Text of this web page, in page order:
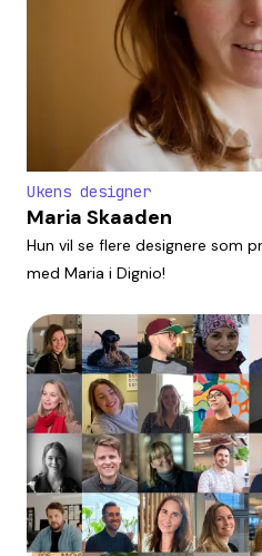
Ukens designer
Maria Skaaden
Hun vil se flere designere som
med Maria i Dignio!